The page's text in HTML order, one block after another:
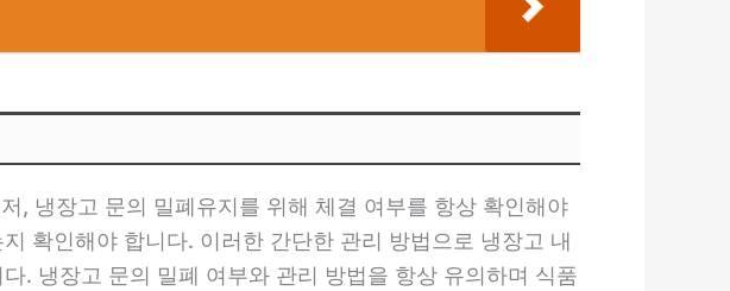
, 냉장고 문의 밀폐유지를 위해 체결 여부를 항상 확인해야
확인해야 합니다. 이러한 간단한 관리 방법으로 냉장고 내
. 냉장고 문의 밀폐 여부와 관리 방법을 항상 유의하며 식품